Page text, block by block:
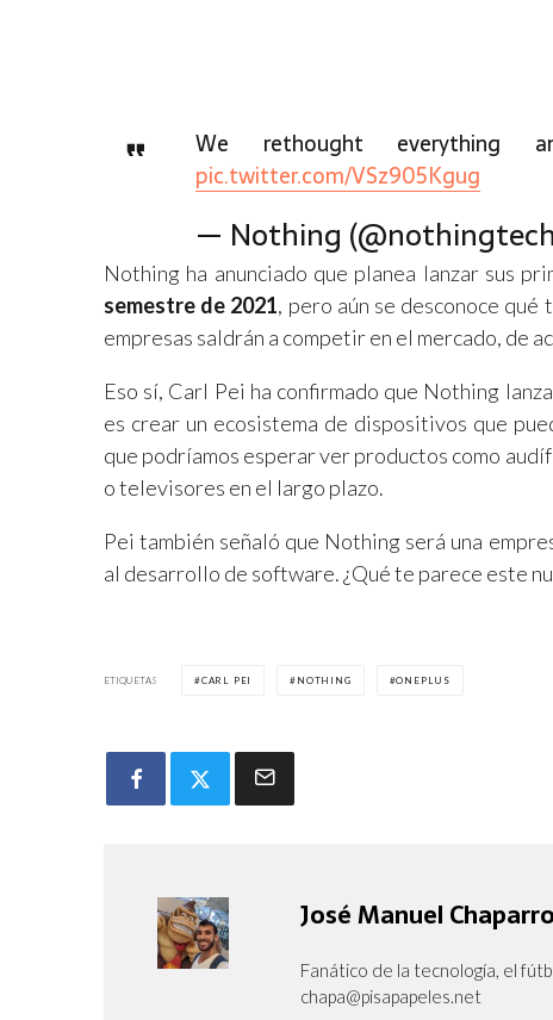
We rethought
pic.twitter.com/VSz905Kgug
— Nothing
Nothing ha anunciado que planea lanzar sus
semestre de 2021, pero aún se desconoce
empresas saldrán a competir en el mercado, de
Eso sí, Carl Pei ha confirmado que Nothing
es crear un ecosistema de dispositivos que
que podríamos esperar ver productos como
o televisores en el largo plazo.
Pei también señaló que Nothing será una
al desarrollo de software. ¿Qué te parece este
ETIQUETAS CARL PEI NOTHING ONEPLUS
José Manuel Chaparro
Fanático de la tecnología, el
chapa@pisapapeles.net